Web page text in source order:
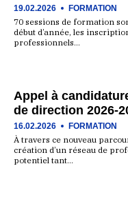
19.02.2026 FORMATION
70 sessions de formation
début d’année, les
professionnels…
Appel à
de direction 2026-
16.02.2026 FORMATION
À travers ce nouveau
création d’un réseau de
potentiel tant…